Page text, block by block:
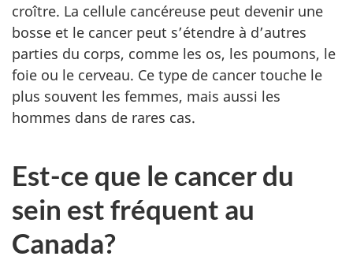
croître. La cellule cancéreuse peut devenir une
bosse et le cancer peut s’étendre à d’autres
parties du corps, comme les os, les poumons, le
foie ou le cerveau. Ce type de cancer touche le
plus souvent les femmes, mais aussi les
hommes dans de rares cas.
Est-ce que le cancer du
sein est fréquent au
Canada?